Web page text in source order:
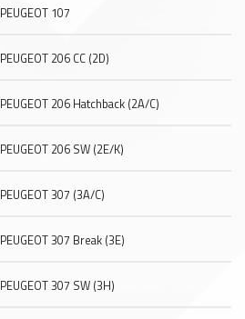
PEUGEOT 107
PEUGEOT 206 CC (2D)
PEUGEOT 206 Hatchback (2A/C)
PEUGEOT 206 SW (2E/K)
PEUGEOT 307 (3A/C)
PEUGEOT 307 Break (3E)
PEUGEOT 307 SW (3H)